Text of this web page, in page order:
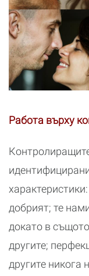
Работа върху
добрият; те
докато в
другите;
другите никога